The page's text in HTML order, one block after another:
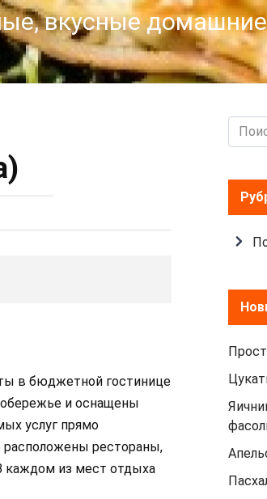
вкусные
в бюджетной гостинице
и оснащены
услуг прямо
расположены рестораны,
каждом из мест отдыха
Search
for: